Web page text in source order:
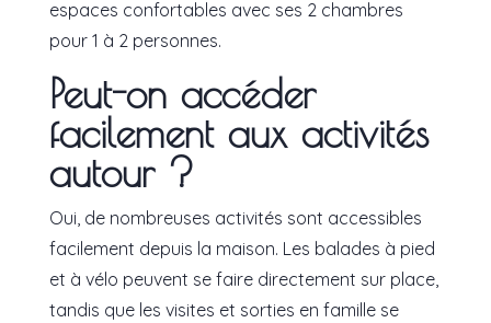
espaces confortables avec ses 2 chambres
pour 1 à 2 personnes.
Peut-on accéder
facilement aux activités
autour ?
Oui, de nombreuses activités sont accessibles
facilement depuis la maison. Les balades à pied
et à vélo peuvent se faire directement sur place,
tandis que les visites et sorties en famille se